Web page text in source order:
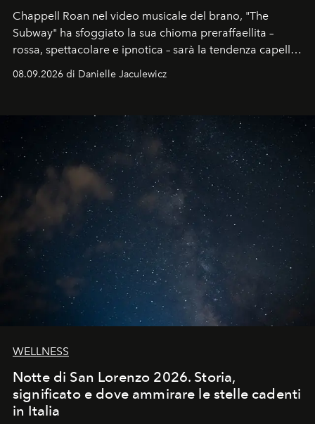
Chappell Roan nel video musicale del brano, "The
Subway" ha sfoggiato la sua chioma preraffaellita –
rossa, spettacolare e ipnotica – sarà la tendenza capelli
08.09.2026 di Danielle Jaculewicz
WELLNESS
Notte di San Lorenzo 2026. Storia,
significato e dove ammirare le stelle cadenti
in Italia